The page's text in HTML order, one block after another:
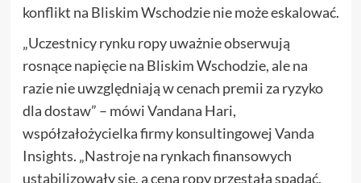
konflikt na Bliskim Wschodzie nie może eskalować.
„Uczestnicy rynku ropy uważnie obserwują
rosnące napięcie na Bliskim Wschodzie, ale na
razie nie uwzględniają w cenach premii za ryzyko
dla dostaw” – mówi Vandana Hari,
współzałożycielka firmy konsultingowej Vanda
Insights. „Nastroje na rynkach finansowych
ustabilizowały się, a cena ropy przestała spadać,